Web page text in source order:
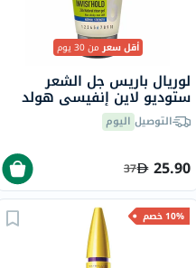
أقل سعرمن 30 يوم
لوريال باريس جل الشعر
ستوديو لاين إنفيسي هولد
بقوة عادية 150 مل
التوصيل اليوم
25.90
37
10% خصم